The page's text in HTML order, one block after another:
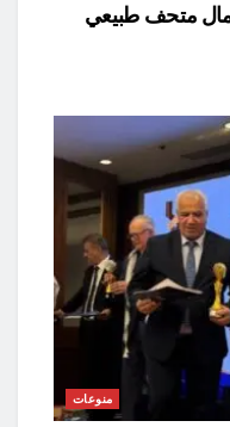
متحف طبيعي
منوعات